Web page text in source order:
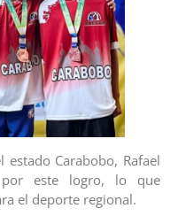
Carabobo, Rafael
este logro, lo que
el deporte regional.